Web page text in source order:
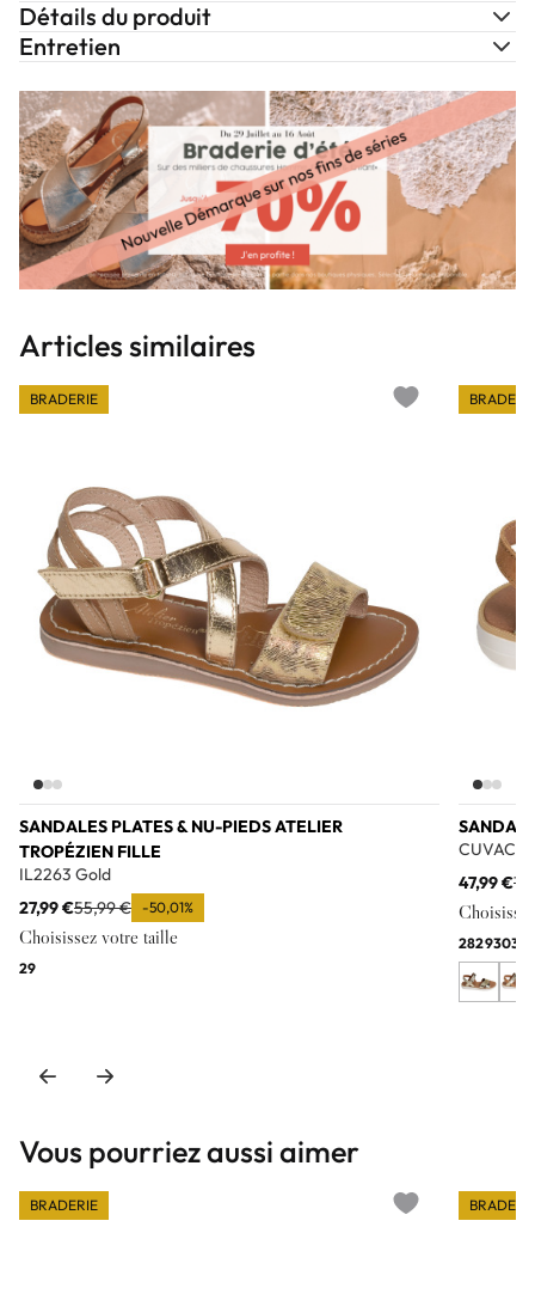
Détails du produit
Entretien
Articles similaires
SANDALES PLATES & NU-PIEDS ATELIER
TROPÉZIEN FILLE
IL2263 Gold
27,99 €55,99 € -50,01%
Choisissez votre taille
29
BRADERIE
CUVAC
47,99 €
28293031
Vous pourriez aussi aimer
BRADERIE